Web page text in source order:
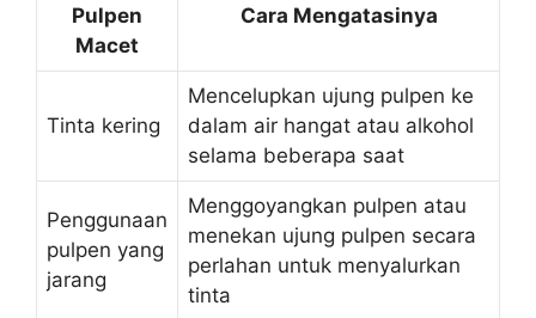
Pulpen
Macet
Cara Mengatasinya
Tinta kering
Mencelupkan ujung pulpen ke
dalam air hangat atau alkohol
selama beberapa saat
Penggunaan
pulpen yang
jarang
Menggoyangkan pulpen atau
menekan ujung pulpen secara
perlahan untuk menyalurkan
tinta